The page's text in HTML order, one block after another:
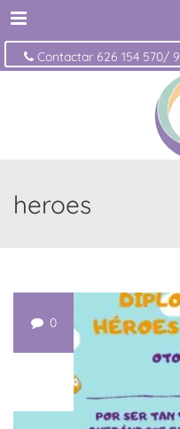
Menu
Contactar 626 154 570/
heroes
0